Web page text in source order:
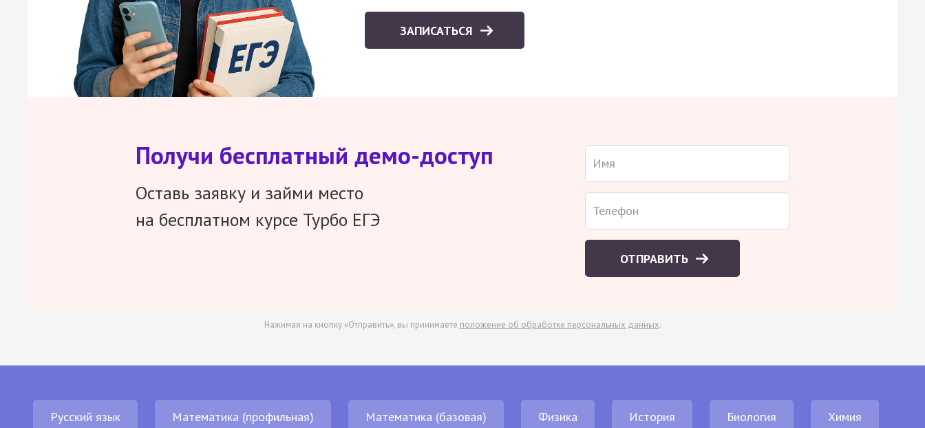
ЗАПИСАТЬСЯ
Получи бесплатный демо-доступ
Оставь заявку и займи место
на бесплатном курсе Турбо ЕГЭ
ОТПРАВИТЬ
Нажимая на кнопку «Отправить», вы принимаете положение об обработке персональных данных.
Русский язык Математика (профильная) Математика (базовая) Физика История Биология Химия